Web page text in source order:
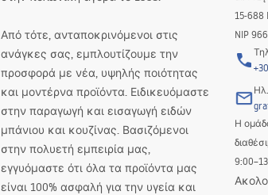
Από τότε, ανταποκρινόμενοι στις
ανάγκες σας, εμπλουτίζουμε την
προσφορά με νέα, υψηλής ποιότητας
και μοντέρνα προϊόντα. Ειδικευόμαστε
στην παραγωγή και εισαγωγή ειδών
μπάνιου και κουζίνας. Βασιζόμενοι
στην πολυετή εμπειρία μας,
εγγυόμαστε ότι όλα τα προϊόντα μας
είναι 100% ασφαλή για την υγεία και
15-688
NIP
Η